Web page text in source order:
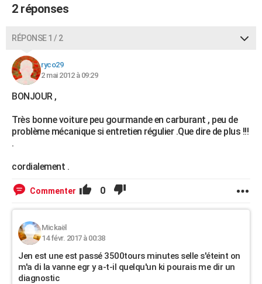
BONS PLANS
Dictionnaire
Biographies
Citations
Expressions
Proverbes
PROGRAMME TV
COPAINS D'AVANT
S'inscrire
Se connecter
Lycées
Collèges
Primaires
Universités
Entreprises
Service militaire
Avis de recherche
AVIS DE DÉCÈS
FORUM
Bricolage
Lifestyle
Culture
Sport
Auto
Television
Voyage
Cinema
2 réponses
RÉPONSE 1 / 2
ryco29
2 mai 2012 à 09:29
BONJOUR ,
Très bonne voiture peu gourmande en carburant , peu de
problème mécanique si entretien régulier .Que dire de plus !!!
.
cordialement .
Commenter 0
Mickaël
14 févr. 2017 à 00:38
Jen est une est passé 3500tours minutes selle s'éteint on
m'a di la vanne egr y a-t-il quelqu'un ki pourais me dir un
diagnostic